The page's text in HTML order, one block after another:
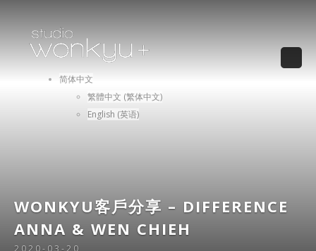
简体中文
繁體中文 (繁体中文)
English (英语)
WONKYU客戶分享 – DIFFERENCE
ANNA & WEN CHIEH
2020-03-20